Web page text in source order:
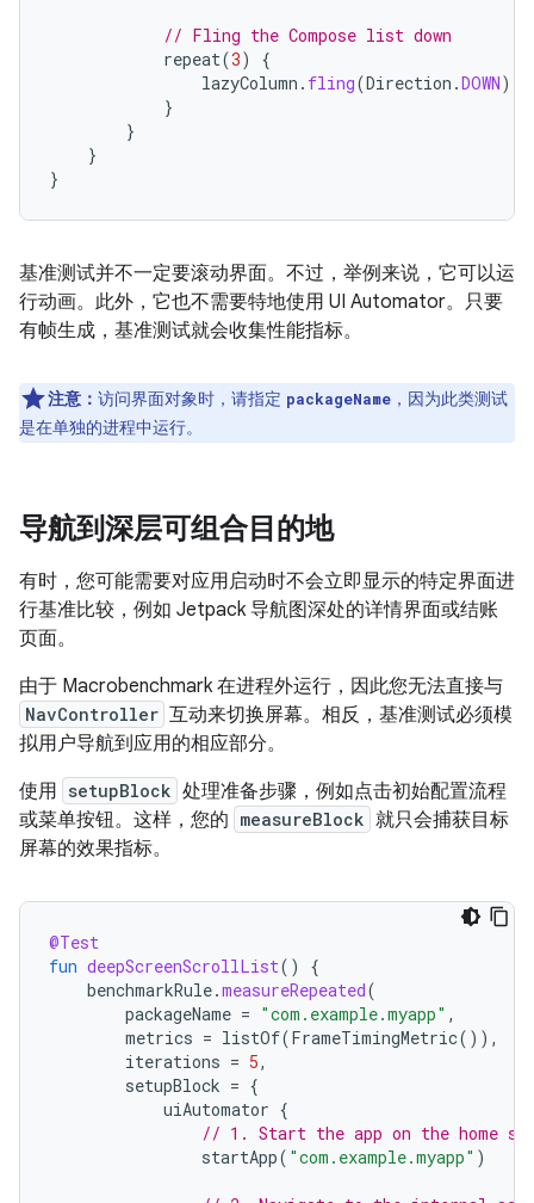
// Fling the Compose list down
repeat(3)
{
lazyColumn . fling(Direction .DOWN)
}
}
}
}
基准测试并不一定要滚动界面。不过，举例来说，它可以运
行动画。此外，它也不需要特地使用 UI Automator。只要
有帧生成，基准测试就会收集性能指标。
注意： 访问界面对象时，请指定 packageName ，因为此类测试
是在单独的进程中运行。
导航到深层可组合目的地
有时，您可能需要对应用启动时不会立即显示的特定界面进
行基准比较，例如 Jetpack 导航图深处的详情界面或结账
页面。
由于 Macrobenchmark 在进程外运行，因此您无法直接与
NavController 互动来切换屏幕。相反，基准测试必须模
拟用户导航到应用的相应部分。
使用 setupBlock 处理准备步骤，例如点击初始配置流程
或菜单按钮。这样，您的 measureBlock 就只会捕获目标
屏幕的效果指标。
@Test
fun deepScreenScrollList()
{
benchmarkRule.measureRepeated(
packageName = "com.example.myapp" ,
metrics = listOf(FrameTimingMetric()),
iterations = 5,
setupBlock = {
uiAutomator {
// 1. Start the app on the home
startApp( "com.example.myapp" )